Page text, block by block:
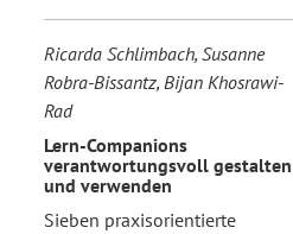
Ricarda Schlimbach, Susanne
Robra-Bissantz, Bijan Khosrawi-
Rad
Lern-Companions
verantwortungsvoll gestalten
und verwenden
Sieben praxisorientierte